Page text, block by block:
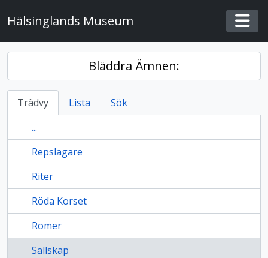
Hälsinglands Museum
Bläddra Ämnen:
Trädvy Lista
Sök
...
Repslagare
Riter
Röda Korset
Romer
Sällskap